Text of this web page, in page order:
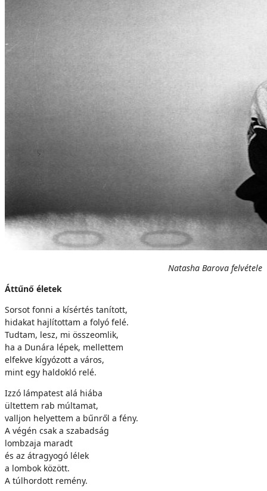
Natasha Barova felvétele
Áttűnő életek
Sorsot fonni a kísértés tanított,
hidakat hajlítottam a folyó felé.
Tudtam, lesz, mi összeomlik,
ha a Dunára lépek, mellettem
elfekve kígyózott a város,
mint egy haldokló relé.
Izzó lámpatest alá hiába
ültettem rab múltamat,
valljon helyettem a bűnről a fény.
A végén csak a szabadság
lombzaja maradt
és az átragyogó lélek
a lombok között.
A túlhordott remény.